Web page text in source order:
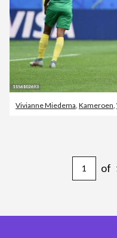
Vivianne Miedema Kameroen
of